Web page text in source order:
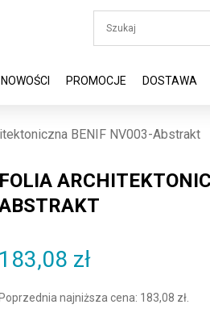
NOWOŚCI PROMOCJE DOSTAWA
BENIF NV003-Abstrakt
FOLIA
183,08 zł
Poprzednia najniższa cena: 183,08 zł.